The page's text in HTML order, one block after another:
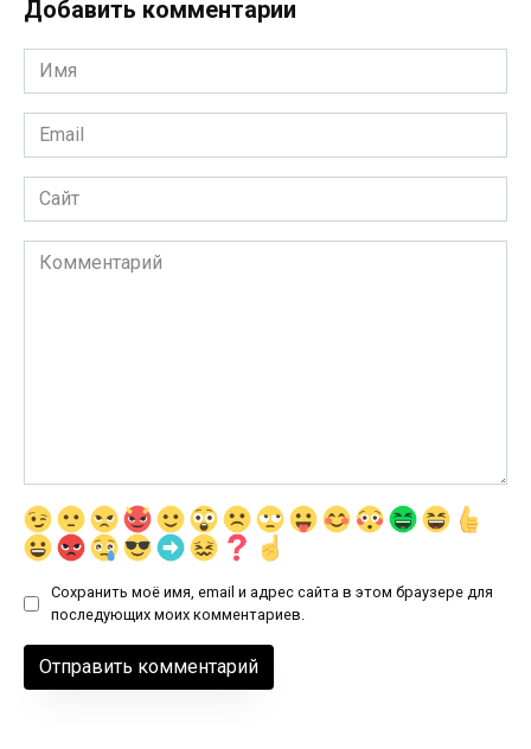
Добавить комментарии
Имя
*
Email
*
Сайт
Комментарий
Сохранить моё имя, email и адрес сайта в этом браузере для
последующих моих комментариев.